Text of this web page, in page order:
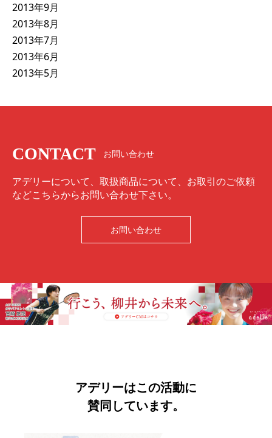
2013年9月
2013年8月
2013年7月
2013年6月
2013年5月
CONTACT お問い合わせ
アデリーについて、取扱商品について、お取引のご依頼
などこちらからお問い合わせ下さい。
お問い合わせ
アデリーはこの活動に
賛同しています。